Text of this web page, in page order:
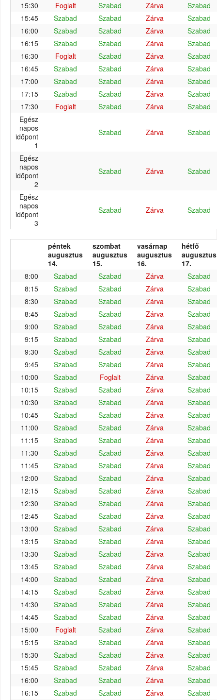
15:30
Foglalt Szabad Zárva
Szabad
15:45
Szabad Szabad Zárva
Szabad
16:00
Szabad Szabad Zárva
Szabad
16:15
Szabad Szabad Zárva
Szabad
16:30
Foglalt Szabad Zárva
Szabad
16:45
Szabad Szabad Zárva
Szabad
17:00
Szabad Szabad Zárva
Szabad
17:15
Szabad Szabad Zárva
Szabad
17:30
Foglalt Szabad Zárva
Szabad
Egész
napos
időpont
1
Szabad Zárva Szabad
Egész
napos
időpont
2
Szabad Zárva Szabad
Egész
napos
időpont
3
Szabad Zárva Szabad
péntek
augusztus
14.
szombat
augusztus
15.
vasárnap
augusztus
16.
hétfő
augusztus
17.
8:00
Szabad Szabad Zárva
Szabad
8:15
Szabad Szabad Zárva
Szabad
8:30
Szabad Szabad Zárva
Szabad
8:45
Szabad Szabad Zárva
Szabad
9:00
Szabad Szabad Zárva
Szabad
9:15
Szabad Szabad Zárva
Szabad
9:30
Szabad Szabad Zárva
Szabad
9:45
Szabad Szabad Zárva
Szabad
10:00
Szabad Foglalt Zárva
Szabad
10:15
Szabad Szabad Zárva
Szabad
10:30
Szabad Szabad Zárva
Szabad
10:45
Szabad Szabad Zárva
Szabad
11:00
Szabad Szabad Zárva
Szabad
11:15
Szabad Szabad Zárva
Szabad
11:30
Szabad Szabad Zárva
Szabad
11:45
Szabad Szabad Zárva
Szabad
12:00
Szabad Szabad Zárva
Szabad
12:15
Szabad Szabad Zárva
Szabad
12:30
Szabad Szabad Zárva
Szabad
12:45
Szabad Szabad Zárva
Szabad
13:00
Szabad Szabad Zárva
Szabad
13:15
Szabad Szabad Zárva
Szabad
13:30
Szabad Szabad Zárva
Szabad
13:45
Szabad Szabad Zárva
Szabad
14:00
Szabad Szabad Zárva
Szabad
14:15
Szabad Szabad Zárva
Szabad
14:30
Szabad Szabad Zárva
Szabad
14:45
Szabad Szabad Zárva
Szabad
15:00
Foglalt Szabad Zárva
Szabad
15:15
Szabad Szabad Zárva
Szabad
15:30
Szabad Szabad Zárva
Szabad
15:45
Szabad Szabad Zárva
Szabad
16:00
Szabad Szabad Zárva
Szabad
16:15
Szabad Szabad Zárva Szabad